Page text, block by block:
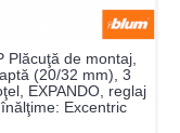
Plăcuţă de montaj,
(20/32 mm), 3
EXPANDO, reglaj
Excentric